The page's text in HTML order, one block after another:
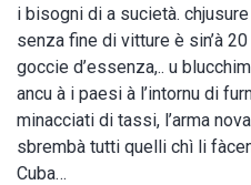
i bisogni di a sucietà.
senza fine di vitture è sin’à
goccie d’essenza,.. u
ancu à i paesi à l’intornu di
minacciati di tassi, l’arma
sbrembà tutti quelli chì li
Cuba…